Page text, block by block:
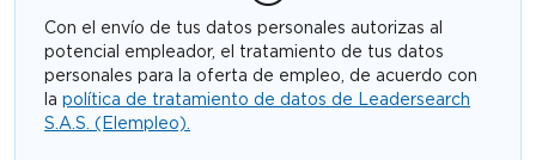
Con el envío de tus datos personales autorizas al
potencial empleador, el tratamiento de tus datos
personales para la oferta de empleo, de acuerdo con
la política de tratamiento de datos de Leadersearch
S.A.S. (Elempleo).